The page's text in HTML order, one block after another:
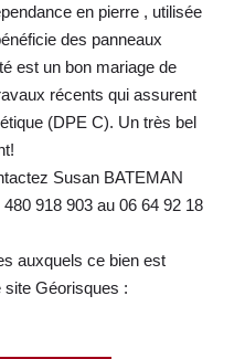
en pierre , utilisée
des panneaux
est un bon mariage de
récents qui assurent
(DPE C). Un très bel
Susan BATEMAN
918 903 au 06 64 92 18
auxquels ce bien est
Géorisques :